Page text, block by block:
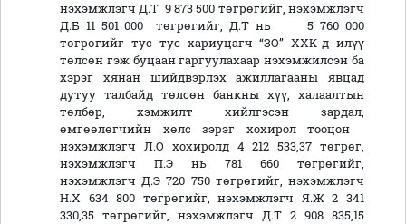
нэхэмжлэгч Д.Т 9 873 500 төгрөгийг, нэхэмжлэгч
Д.Б 11 501 000 төгрөгийг, Д.Т нь 5 760 000
төгрөгийг тус тус хариуцагч “ЗО” ХХК-д илүү
төлсөн гэж буцаан гаргуулахаар нэхэмжилсэн ба
хэрэг хянан шийдвэрлэх ажиллагааны явцад
дутуу талбайд төлсөн банкны хүү, халаалтын
төлбөр, хэмжилт хийлгэсэн зардал,
өмгөөлөгчийн хөлс зэрэг хохирол тооцон
нэхэмжлэгч Л.О хохиролд 4 212 533,37 төгрөг,
нэхэмжлэгч П.Э нь 781 660 төгрөгийг,
нэхэмжлэгч Д.Э 720 750 төгрөгийг, нэхэмжлэгч
Н.Х 634 800 төгрөгийг, нэхэмжлэгч Я.Ж 2 341
330,35 төгрөгийг, нэхэмжлэгч Д.Т 2 908 835,15